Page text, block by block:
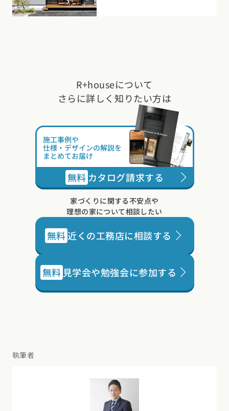
R+houseについて
さらに詳しく知りたい方は
施工事例や
仕様・デザインの解説を
まとめてお届け
無料 カタログ請求する
家づくりに関する不安点や
理想の家について相談したい
無料近くの工務店に相談する
無料 見学会や勉強会に参加する
執筆者